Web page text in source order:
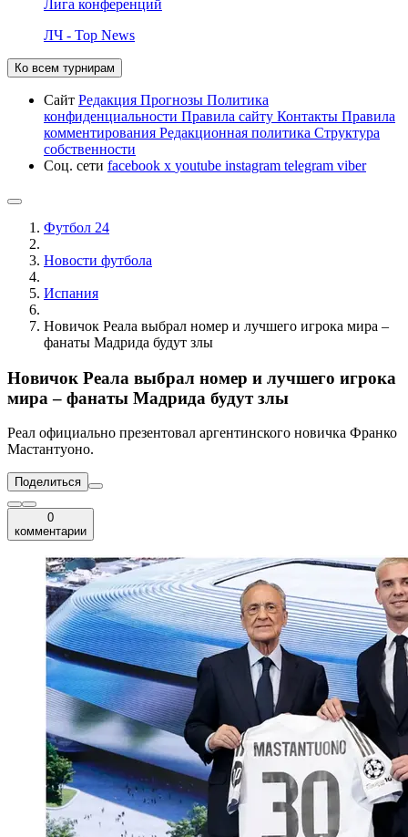
Лига конференций
ЛЧ - Top News
Ко всем турнирам
Сайт Редакция Прогнозы Политика
конфиденциальности Правила сайту Контакты Правила
комментирования Редакционная политика Структура
собственности
Соц. сети facebook x youtube instagram telegram viber
Футбол 24
Новости футбола
Испания
Новичок Реала выбрал номер и лучшего игрока мира –
фанаты Мадрида будут злы
Новичок Реала выбрал номер и лучшего игрока
мира – фанаты Мадрида будут злы
Реал официально презентовал аргентинского новичка Франко
Мастантуоно.
Поделиться
0
комментарии